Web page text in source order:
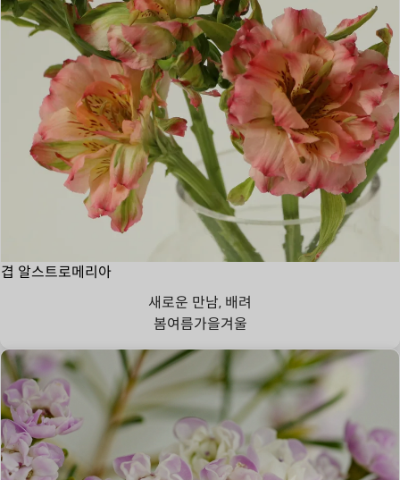
겹 알스트로메리아
새로운 만남, 배려
봄여름가을겨울